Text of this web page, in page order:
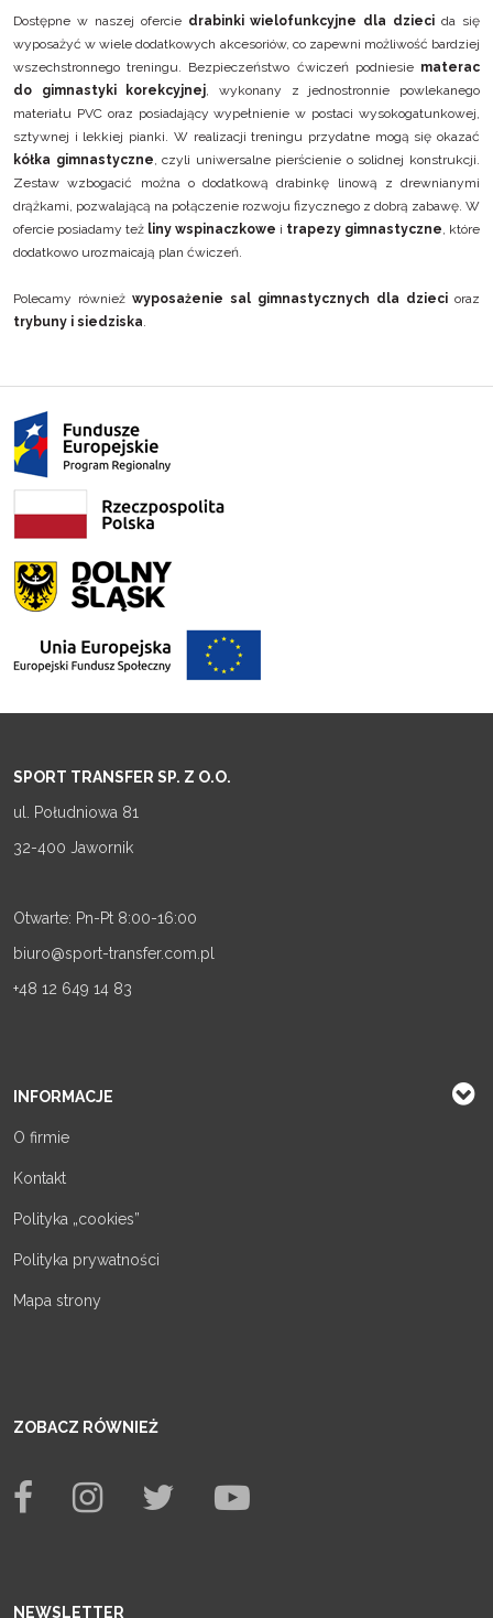
Dostępne w naszej ofercie drabinki wielofunkcyjne dla dzieci da się
wyposażyć w wiele dodatkowych akcesoriów, co zapewni możliwość bardziej
wszechstronnego treningu. Bezpieczeństwo ćwiczeń podniesie materac
do gimnastyki korekcyjnej, wykonany z jednostronnie powlekanego
materiału PVC oraz posiadający wypełnienie w postaci wysokogatunkowej,
sztywnej i lekkiej pianki. W realizacji treningu przydatne mogą się okazać
kółka gimnastyczne, czyli uniwersalne pierścienie o solidnej konstrukcji.
Zestaw wzbogacić można o dodatkową drabinkę linową z drewnianymi
drążkami, pozwalającą na połączenie rozwoju fizycznego z dobrą zabawę. W
ofercie posiadamy też liny wspinaczkowe i trapezy gimnastyczne, które
dodatkowo urozmaicają plan ćwiczeń.
Polecamy również wyposażenie sal gimnastycznych dla dzieci oraz
trybuny i siedziska.
SPORT TRANSFER SP. Z O.O.
ul. Południowa 81
32-400 Jawornik
Otwarte: Pn-Pt 8:00-16:00
biuro@sport-transfer.com.pl
+48 12 649 14 83
INFORMACJE
O firmie
Kontakt
Polityka „cookies”
Polityka prywatności
Mapa strony
ZOBACZ RÓWNIEŻ
NEWSLETTER